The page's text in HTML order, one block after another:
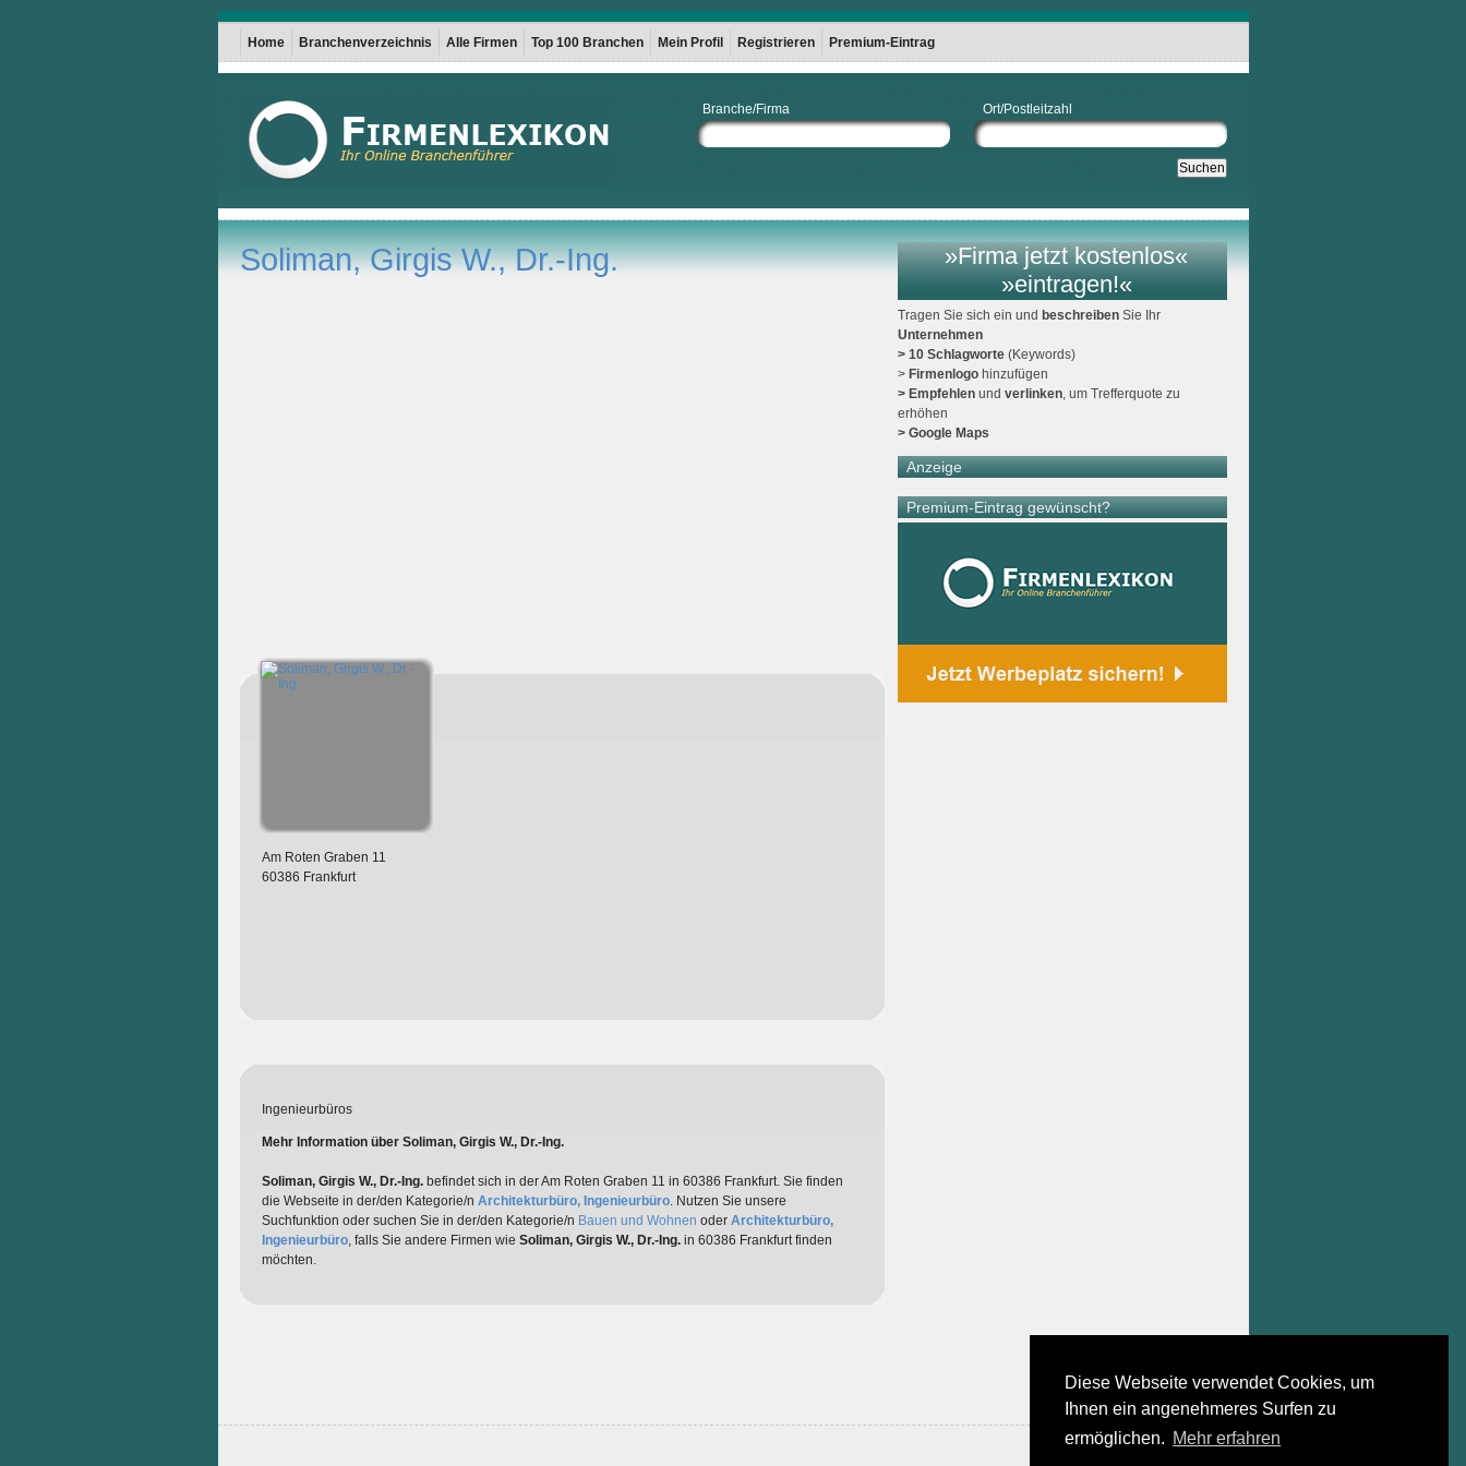
Diese Webseite verwendet Cookies, um
Ihnen ein angenehmeres Surfen zu
ermöglichen. Mehr erfahren
Home Branchenverzeichnis Alle Firmen Top 100 Branchen Mein Profil Registrieren Premium-Eintrag
Branche/Firma Ort/Postleitzahl
Soliman, Girgis W., Dr.-Ing.
Am Roten Graben 11
60386 Frankfurt
Ingenieurbüros
Mehr Information über Soliman, Girgis W., Dr.-Ing.
Soliman, Girgis W., Dr.-Ing.befindet sich in der Am Roten Graben 11 in 60386 Frankfurt. Sie finden
die Webseite in der/den Kategorie/n Architekturbüro, Ingenieurbüro. Nutzen Sie unsere
Suchfunktion oder suchen Sie in der/den Kategorie/n Bauen und Wohnen oder Architekturbüro,
Ingenieurbüro, falls Sie andere Firmen wie Soliman, Girgis W., Dr.-Ing.in 60386 Frankfurt finden
möchten.
»Firma jetzt kostenlos«
»eintragen!«
Tragen Sie sich ein und beschreibenSie Ihr
Unternehmen
> 10 Schlagworte(Keywords)
> Firmenlogohinzufügen
> Empfehlenund verlinken, um Trefferquote zu
erhöhen
> Google Maps
Anzeige
Premium-Eintrag gewünscht?